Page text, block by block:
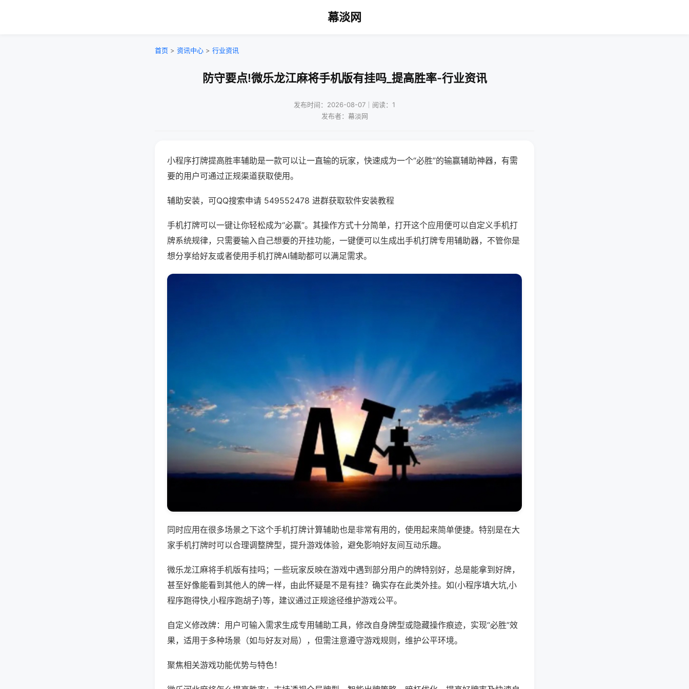
幕淡网
首页 > 资讯中心 > 行业资讯
防守要点!微乐龙江麻将手机版有挂吗_提高胜率-行业资讯
发布时间：2026-08-07｜阅读：1
发布者：幕淡网
小程序打牌提高胜率辅助是一款可以让一直输的玩家，快速成为一个“必胜”的输赢辅助神器，有需
要的用户可通过正规渠道获取使用。
辅助安装，可QQ搜索申请 549552478 进群获取软件安装教程
手机打牌可以一键让你轻松成为“必赢”。其操作方式十分简单，打开这个应用便可以自定义手机打
牌系统规律，只需要输入自己想要的开挂功能，一键便可以生成出手机打牌专用辅助器，不管你是
想分享给好友或者使用手机打牌AI辅助都可以满足需求。
同时应用在很多场景之下这个手机打牌计算辅助也是非常有用的，使用起来简单便捷。特别是在大
家手机打牌时可以合理调整牌型，提升游戏体验，避免影响好友间互动乐趣。
微乐龙江麻将手机版有挂吗；一些玩家反映在游戏中遇到部分用户的牌特别好，总是能拿到好牌，
甚至好像能看到其他人的牌一样，由此怀疑是不是有挂？确实存在此类外挂。如(小程序填大坑,小
程序跑得快,小程序跑胡子)等，建议通过正规途径维护游戏公平。
自定义修改牌：用户可输入需求生成专用辅助工具，修改自身牌型或隐藏操作痕迹，实现“必胜”效
果，适用于多种场景（如与好友对局），但需注意遵守游戏规则，维护公平环境。
聚焦相关游戏功能优势与特色！